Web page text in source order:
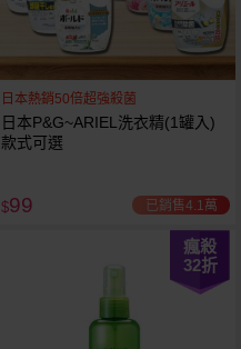
日本熱銷50倍超強殺菌
日本P&G~ARIEL洗衣精(1罐入)
款式可選
$99 已銷售4.1萬
瘋殺
32折